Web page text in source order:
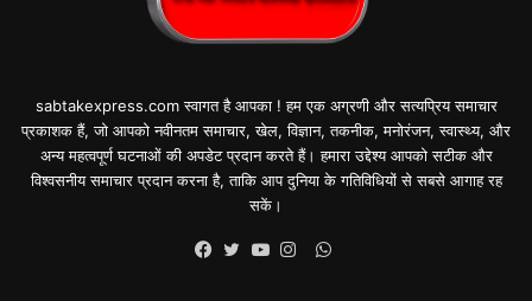
sabtakexpress.com स्वागत है आपका ! हम एक अग्रणी और सत्यप्रिय समाचार
प्रकाशक हैं, जो आपको नवीनतम समाचार, खेल, विज्ञान, तकनीक, मनोरंजन, स्वास्थ्य, और
अन्य महत्वपूर्ण घटनाओं की अपडेट प्रदान करते हैं। हमारा उद्देश्य आपको सटीक और
विश्वसनीय समाचार प्रदान करना है, ताकि आप दुनिया के गतिविधियों से सबसे आगाह रह
सकें।
WhatsApp